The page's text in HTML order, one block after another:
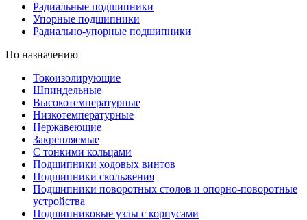
Радиальные подшипники
Упорные подшипники
Радиально-упорные подшипники
По назначению
Токоизолирующие
Шпиндельные
Высокотемпературные
Низкотемпературные
Нержавеющие
Закрепляемые
С тонкими кольцами
Подшипники ходовых винтов
Подшипники скольжения
Подшипники поворотных столов и опорно-поворотные
устройства
Подшипниковые узлы с корпусами